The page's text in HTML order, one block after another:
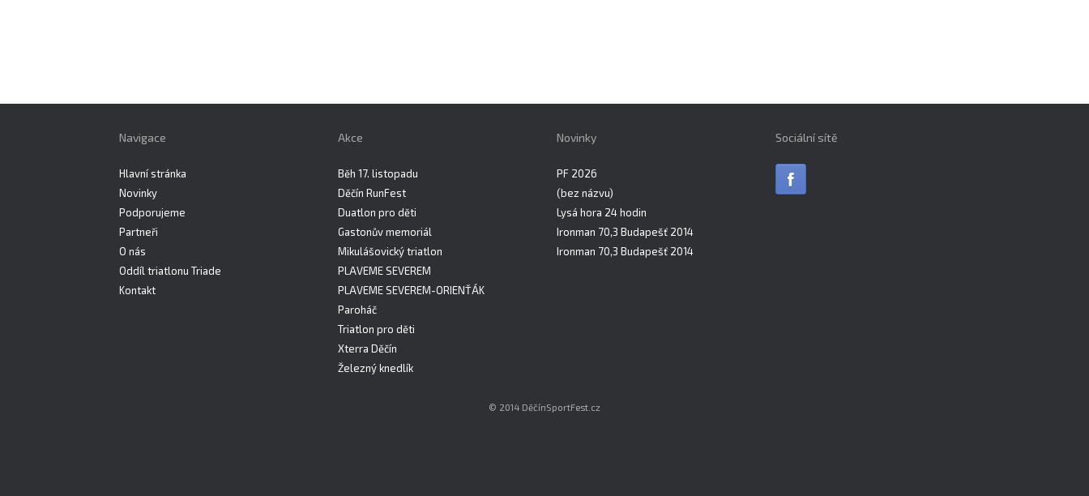
Navigace
Hlavní stránka
Novinky
Podporujeme
Partneři
O nás
Oddíl triatlonu Triade
Kontakt
Akce
Běh 17. listopadu
Děčín RunFest
Duatlon pro děti
Gastonův memoriál
Mikulášovický triatlon
PLAVEME SEVEREM
PLAVEME SEVEREM-ORIENŤÁK
Paroháč
Triatlon pro děti
Xterra Děčín
Železný knedlík
Novinky
PF 2026
(bez názvu)
Lysá hora 24 hodin
Ironman 70,3 Budapešť 2014
Ironman 70,3 Budapešť 2014
Sociální sítě
© 2014 DěčínSportFest.cz